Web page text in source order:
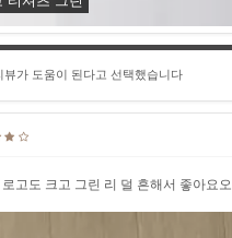
뷰가 도움이 된다고 선택했습니다
고도 크고 그린 리 덜 흔해서 좋아요오